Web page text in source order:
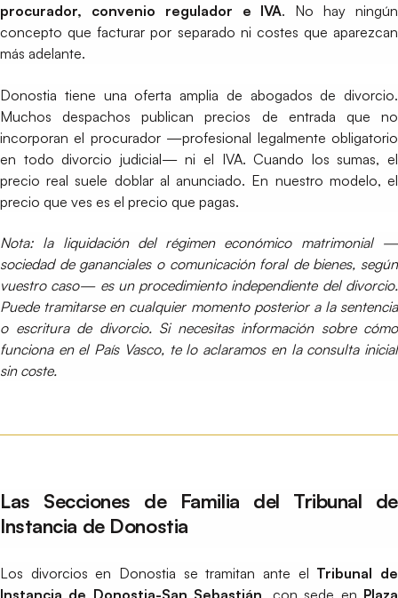
procurador, convenio regulador e IVA. No hay ningún
concepto que facturar por separado ni costes que aparezcan
más adelante.
Donostia tiene una oferta amplia de abogados de divorcio.
Muchos despachos publican precios de entrada que no
incorporan el procurador —profesional legalmente obligatorio
en todo divorcio judicial— ni el IVA. Cuando los sumas, el
precio real suele doblar al anunciado. En nuestro modelo, el
precio que ves es el precio que pagas.
Nota: la liquidación del régimen económico matrimonial —
sociedad de gananciales o comunicación foral de bienes, según
vuestro caso— es un procedimiento independiente del divorcio.
Puede tramitarse en cualquier momento posterior a la sentencia
o escritura de divorcio. Si necesitas información sobre cómo
funciona en el País Vasco, te lo aclaramos en la consulta inicial
sin coste.
Las Secciones de Familia del Tribunal de
Instancia de Donostia
Los divorcios en Donostia se tramitan ante el Tribunal de